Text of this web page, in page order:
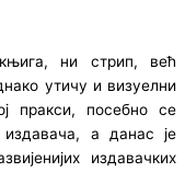
ни стрип, већ
утичу и визуелни
пракси, посебно се
издавача, а данас је
издавачких